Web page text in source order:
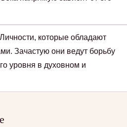
которые обладают
Зачастую они ведут борьбу
уровня в духовном и